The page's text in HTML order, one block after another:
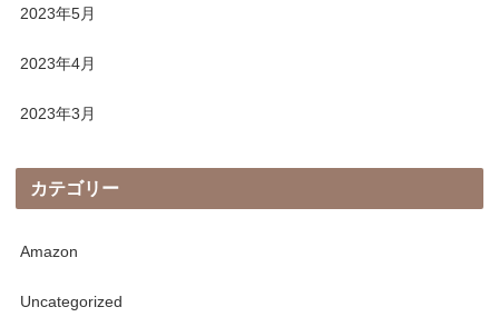
2023年5月
2023年4月
2023年3月
カテゴリー
Amazon
Uncategorized